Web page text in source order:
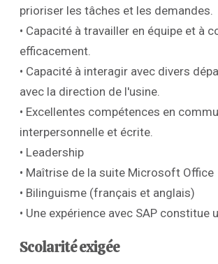
prioriser les tâches et les demandes.
• Capacité à travailler en équipe et à
efficacement.
• Capacité à interagir avec divers
avec la direction de l'usine.
• Excellentes compétences en
interpersonnelle et écrite.
• Leadership
• Maîtrise de la suite Microsoft Office
• Bilinguisme (français et anglais)
• Une expérience avec SAP constitue
Scolarité exigée